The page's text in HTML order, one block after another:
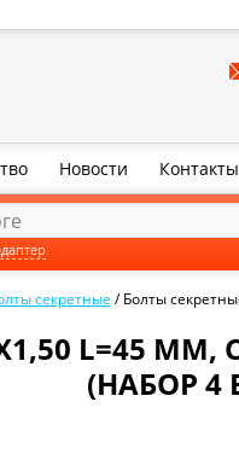
Новости Контакты
секретные /Болты
L=45 ММ,
(НАБОР 4